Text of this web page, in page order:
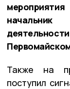
Также на
поступил